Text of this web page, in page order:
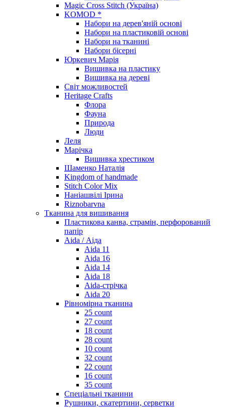
Magic Cross Stitch (Україна)
KOMOD *
Набори на дерев'яній основі
Набори на пластиковій основі
Набори на тканині
Набори бісерні
Юркевич Марія
Вишивка на пластику
Вишивка на дереві
Світ можливостей
Heritage Crafts
Флора
Фауна
Природа
Люди
Леля
Марічка
Вишивка хрестиком
Шаменко Наталія
Kingdom of handmade
Stitch Color Mix
Наніашвілі Ірина
Riznobarvna
Тканина для вишивання
Пластикова канва, страмін, перфорований
папір
Aida / Аіда
Aida 11
Aida 16
Aida 14
Aida 18
Aida-стрічка
Aida 20
Рівномірна тканина
25 count
27 count
18 count
28 count
10 count
32 count
22 count
16 count
35 count
Спеціальні тканини
Рушники, скатертини, серветки